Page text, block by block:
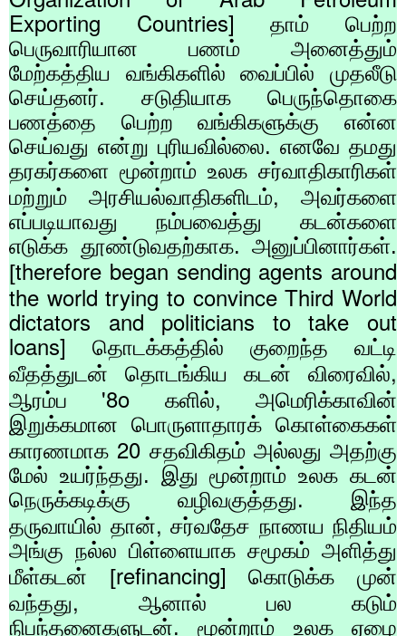
Exporting Countries]தாம் பெற்ற
பெருவாரியான பணம் அனைத்தும்
மேற்கத்திய வங்கிகளில் வைப்பில் முதலீடு
செய்தனர். சடுதியாக பெருந்தொகை
பணத்தை பெற்ற வங்கிகளுக்கு என்ன
செய்வது என்று புரியவில்லை. எனவே தமது
தரகர்களை மூன்றாம் உலக சர்வாதிகாரிகள்
மற்றும் அரசியல்வாதிகளிடம்,
அவர்களை
எப்படியாவது நம்பவைத்து கடன்களை
எடுக்க தூண்டுவதற்காக. அனுப்பினார்கள்.
[therefore began sending agents around
the world trying to convince Third World
dictators and politicians to take out
loans]
தொடக்கத்தில் குறைந்த வட்டி
வீதத்துடன் தொடங்கிய கடன் விரைவில்,
ஆரம்ப '8o களில்,அமெரிக்காவின்
இறுக்கமான பொருளாதாரக் கொள்கைகள்
காரணமாக 20 சதவிகிதம் அல்லது அதற்கு
மேல் உயர்ந்தது. இது மூன்றாம் உலக கடன்
நெருக்கடிக்கு வழிவகுத்தது. இந்த
தருவாயில் தான், சர்வதேச நாணய நிதியம்
அங்கு நல்ல பிள்ளையாக சமூகம் அளித்து
மீள்கடன் [refinancing]கொடுக்க முன்
வந்தது,
ஆனால் பல கடும்
நிபந்தனைகளுடன். மூன்றாம் உலக ஏழை